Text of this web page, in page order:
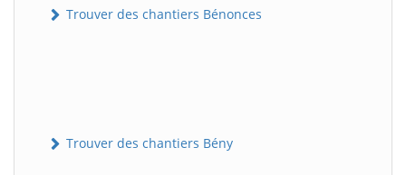
Trouver des chantiers Bénonces
Trouver des chantiers Bény